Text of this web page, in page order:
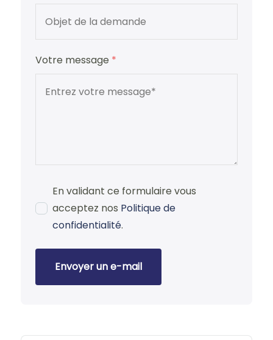
Votre message *
En validant ce formulaire vous
acceptez nos Politique de
confidentialité.
Envoyer un e-mail